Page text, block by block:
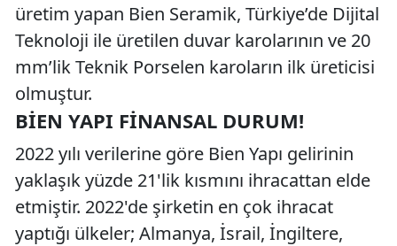
üretim yapan Bien Seramik, Türkiye’de Dijital
Teknoloji ile üretilen duvar karolarının ve 20
mm’lik Teknik Porselen karoların ilk üreticisi
olmuştur.
BIEN YAPI FINANSAL DURUM!
2022 yılı verilerine göre Bien Yapı gelirinin
yaklaşık yüzde 21'lik kısmını ihracattan elde
etmiştir. 2022'de şirketin en çok ihracat
yaptığı ülkeler; Almanya, İsrail, İngiltere,